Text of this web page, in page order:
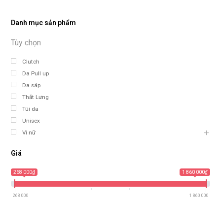
Danh mục sản phẩm
Clutch
Da Pull up
Da sáp
Thắt Lưng
Túi da
Unisex
Ví nữ
Giá
268 000₫ 1 860 000₫
268 000 1 860 000